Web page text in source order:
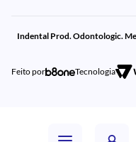
Indental Prod. Odontologic.
Feito por Tecnologia